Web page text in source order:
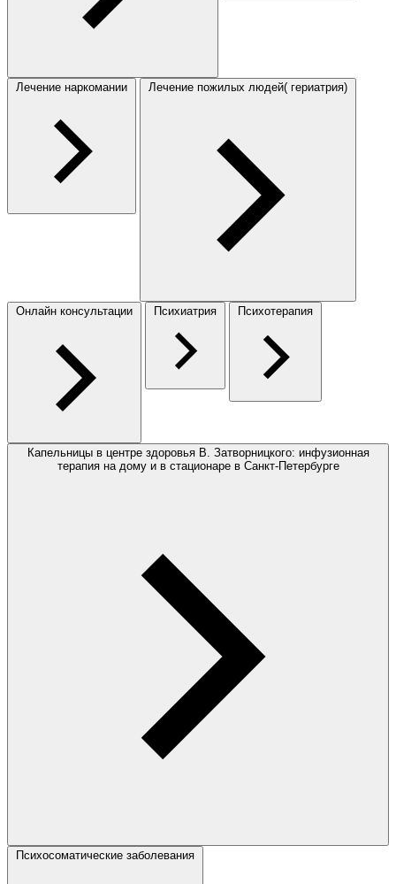
Лечение наркомании Лечение пожилых людей( гериатрия)
Онлайн консультации Психиатрия Психотерапия
Капельницы в центре здоровья В. Затворницкого: инфузионная
терапия на дому и в стационаре в Санкт-Петербурге
Психосоматические заболевания